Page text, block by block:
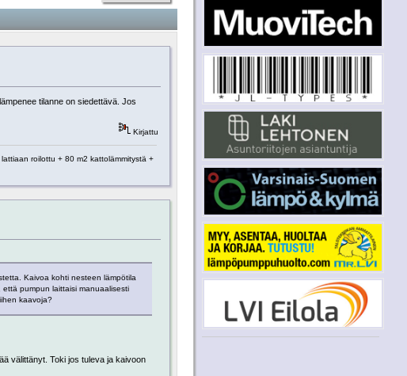
tilanne on siedettävä. Jos
Kirjattu
roilottu + 80 m2 kattolämmitystä +
Kaivoa kohti nesteen lämpötila
että pumpun laittaisi manuaalisesti
kaavoja?
välittänyt. Toki jos tuleva ja kaivoon